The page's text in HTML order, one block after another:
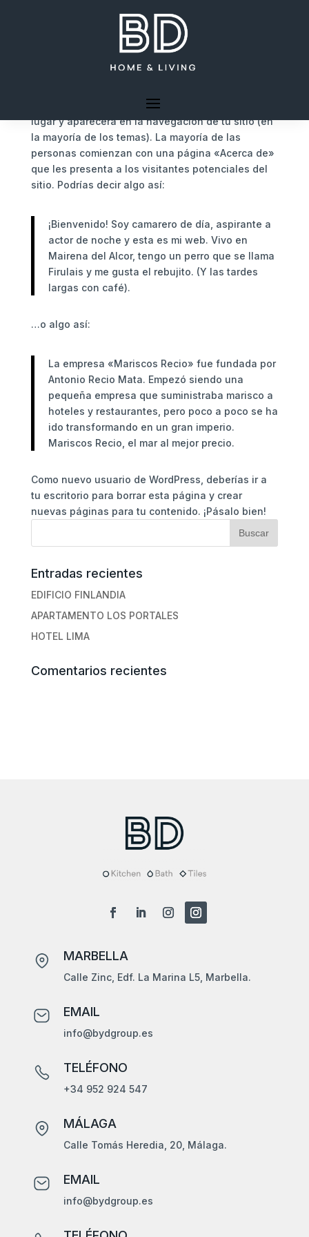
Página de ejemplo
entrada del blog porque permanecerá en un solo
lugar y aparecerá en la navegación de tu sitio (en
la mayoría de los temas). La mayoría de las
personas comienzan con una página «Acerca de»
que les presenta a los visitantes potenciales del
sitio. Podrías decir algo así:
¡Bienvenido! Soy camarero de día, aspirante a
actor de noche y esta es mi web. Vivo en
Mairena del Alcor, tengo un perro que se llama
Firulais y me gusta el rebujito. (Y las tardes
largas con café).
…o algo así:
La empresa «Mariscos Recio» fue fundada por
Antonio Recio Mata. Empezó siendo una
pequeña empresa que suministraba marisco a
hoteles y restaurantes, pero poco a poco se ha
ido transformando en un gran imperio.
Mariscos Recio, el mar al mejor precio.
Como nuevo usuario de WordPress, deberías ir a
tu escritorio para borrar esta página y crear
nuevas páginas para tu contenido. ¡Pásalo bien!
Entradas recientes
EDIFICIO FINLANDIA
APARTAMENTO LOS PORTALES
HOTEL LIMA
Comentarios recientes
MARBELLA
Calle Zinc, Edf. La Marina L5, Marbella.
EMAIL
info@bydgroup.es
TELÉFONO
+34 952 924 547
MÁLAGA
Calle Tomás Heredia, 20, Málaga.
EMAIL
info@bydgroup.es